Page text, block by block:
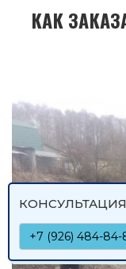
КАК
КОНСУЛЬТАЦИЯ
+7 (926) 484-84-